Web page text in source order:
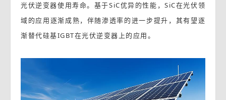
光伏逆变器使用寿命。基于SiC优异的性能，SiC在光伏领
域的应用逐渐成熟，伴随渗透率的进一步提升，其有望逐
渐替代硅基IGBT在光伏逆变器上的应用。